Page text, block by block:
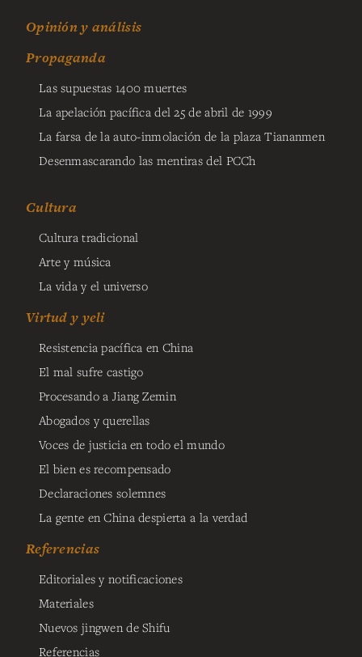
Opinión y análisis
Propaganda
Las supuestas 1400 muertes
La apelación pacífica del 25 de abril de 1999
La farsa de la auto-inmolación de la plaza Tiananmen
Desenmascarando las mentiras del PCCh
Cultura
Cultura tradicional
Arte y música
La vida y el universo
Virtud y yeli
Resistencia pacífica en China
El mal sufre castigo
Procesando a Jiang Zemin
Abogados y querellas
Voces de justicia en todo el mundo
El bien es recompensado
Declaraciones solemnes
La gente en China despierta a la verdad
Referencias
Editoriales y notificaciones
Materiales
Nuevos jingwen de Shifu
Referencias